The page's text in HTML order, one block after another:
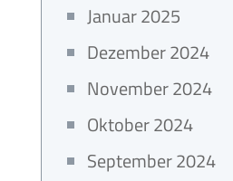
Januar 2025
Dezember 2024
November 2024
Oktober 2024
September 2024